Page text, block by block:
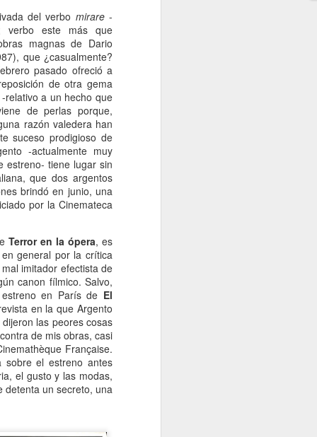
del verbo mirare-
; verbo este más que
magnas de Dario
que ¿casualmente?
pasado ofreció a
de otra gema
relativo a un hecho que
de perlas porque,
razón valedera han
suceso prodigioso de
-actualmente muy
estreno- tiene lugar sin
que dos argentos
brindó en junio, una
por la Cinemateca
Terror en la ópera, es
general por la crítica
imitador efectista de
canon fílmico. Salvo,
en París de El
en la que Argento
las peores cosas
de mis obras, casi
Française.
el estreno antes
el gusto y las modas,
detenta un secreto, una
este siglo
las
alucinante
judío-